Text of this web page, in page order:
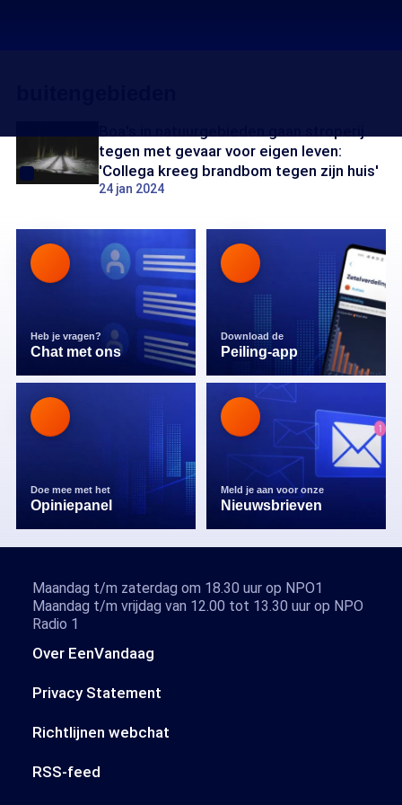
tegen met gevaar voor eigen leven:
'Collega kreeg brandbom tegen zijn huis'
24 jan 2024
Heb je vragen?
Chat met ons
Download de
Peiling-app
Doe mee met het
Opiniepanel
Meld je aan voor onze
Nieuwsbrieven
Over EenVandaag
Privacy Statement
Richtlijnen webchat
RSS-feed
Maandag t/m zaterdag om 18.30 uur op NPO1
Maandag t/m vrijdag van 12.00 tot 13.30 uur op NPO
Radio 1